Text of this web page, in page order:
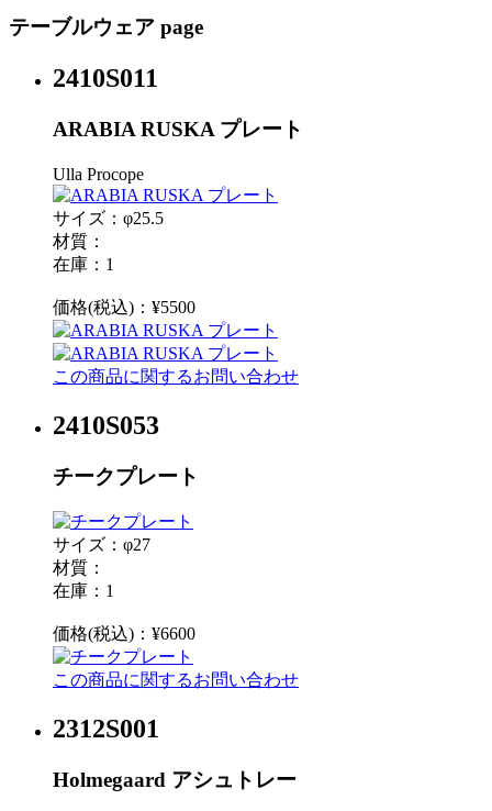
テーブルウェア page
2410S011
ARABIA RUSKA プレート
Ulla Procope
サイズ：φ25.5
材質：
在庫：1
価格(税込)：¥5500
この商品に関するお問い合わせ
2410S053
チークプレート
サイズ：φ27
材質：
在庫：1
価格(税込)：¥6600
この商品に関するお問い合わせ
2312S001
Holmegaard アシュトレー